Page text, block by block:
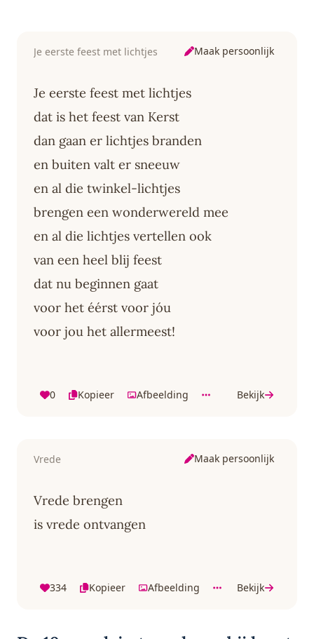
Je eerste feest met lichtjes Maak persoonlijk
Je eerste feest met lichtjes
dat is het feest van Kerst
dan gaan er lichtjes branden
en buiten valt er sneeuw
en al die twinkel-lichtjes
brengen een wonderwereld mee
en al die lichtjes vertellen ook
van een heel blij feest
dat nu beginnen gaat
voor het éérst voor jóu
voor jou het allermeest!
0 Kopieer Afbeelding Bekijk
Vrede Maak persoonlijk
Vrede brengen
is vrede ontvangen
334 Kopieer Afbeelding Bekijk